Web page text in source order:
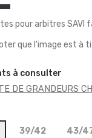
pour arbitres SAVI
que l'image est
à consulter
DE GRANDEURS
39/42 43/